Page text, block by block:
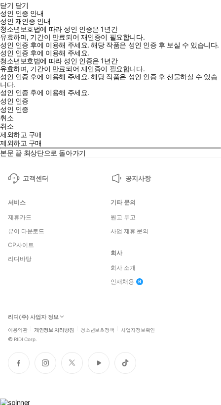
닫기 닫기
성인 인증 안내
성인 재인증 안내
청소년보호법에 따라 성인 인증은 1년간
유효하며, 기간이 만료되어 재인증이 필요합니다.
성인 인증 후에 이용해 주세요.해당 작품은 성인 인증 후 보실 수 있습니다.
성인 인증 후에 이용해 주세요.
청소년보호법에 따라 성인 인증은 1년간
유효하며, 기간이 만료되어 재인증이 필요합니다.
성인 인증 후에 이용해 주세요.해당 작품은 성인 인증 후 선물하실 수 있습
니다.
성인 인증 후에 이용해 주세요.
성인 인증
성인 인증
취소
취소
제외하고 구매
제외하고 구매
본문 끝 최상단으로 돌아가기
고객센터 공지사항
서비스
제휴카드
뷰어 다운로드
CP사이트
리디바탕
기타 문의
원고 투고
사업 제휴 문의
회사
회사 소개
인재채용
리디(주) 사업자 정보
이용약관 개인정보 처리방침 청소년보호정책 사업자정보확인
© RIDI Corp.
페
이
인
스
트
위
유
튜
틱
톡